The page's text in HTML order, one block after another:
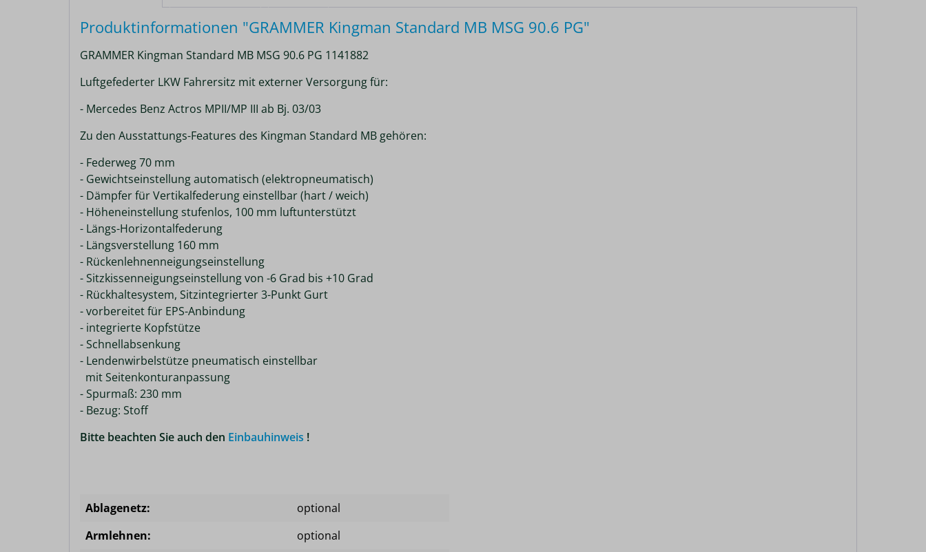
Produktinformationen "GRAMMER Kingman Standard MB MSG 90.6 PG"
GRAMMER Kingman Standard MB MSG 90.6 PG 1141882
Luftgefederter LKW Fahrersitz mit externer Versorgung für:
- Mercedes Benz Actros MPII/MP III ab Bj. 03/03
Zu den Ausstattungs-Features des Kingman Standard MB gehören:
- Federweg 70 mm
- Gewichtseinstellung automatisch (elektropneumatisch)
- Dämpfer für Vertikalfederung einstellbar (hart / weich)
- Höheneinstellung stufenlos, 100 mm luftunterstützt
- Längs-Horizontalfederung
- Längsverstellung 160 mm
- Rückenlehnenneigungseinstellung
- Sitzkissenneigungseinstellung von -6 Grad bis +10 Grad
- Rückhaltesystem, Sitzintegrierter 3-Punkt Gurt
- vorbereitet für EPS-Anbindung
- integrierte Kopfstütze
- Schnellabsenkung
- Lendenwirbelstütze pneumatisch einstellbar
mit Seitenkonturanpassung
- Spurmaß: 230 mm
- Bezug: Stoff
Bitte beachten Sie auch den Einbauhinweis !
Ablagenetz:
optional
Armlehnen:
optional